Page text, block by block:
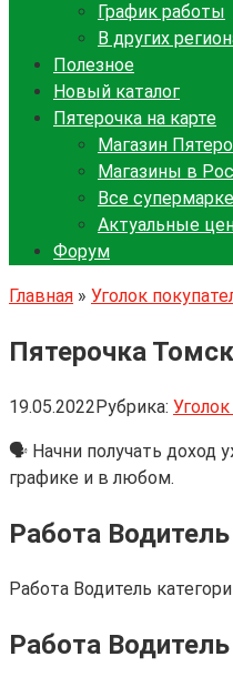
График работы
В других
Полезное
Новый каталог
Пятерочка на карте
Магазин
Магазины в
Все
Актуальные
Форум
Главная » Уголок
Пятерочка
19.05.2022Рубрика:
🗣 Начни получать доход
графике и в любом.
Работа
Работа Водитель
Работа